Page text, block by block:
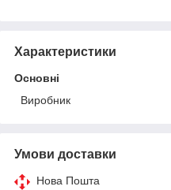
Характеристики
Основні
Виробник
Умови доставки
Нова Пошта